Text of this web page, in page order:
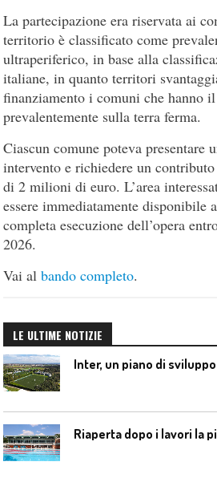
La partecipazione era riservata ai
territorio è classificato come
ultraperiferico, in base alla
italiane, in quanto territori
finanziamento i comuni che hanno
prevalentemente sulla terra ferma.
Ciascun comune poteva presentare
intervento e richiedere un
di 2 milioni di euro. L’area
essere immediatamente disponibile
completa esecuzione dell’opera
2026.
Vai albando completo.
LE ULTIME NOTIZIE
Riaperta dopo i lavori la